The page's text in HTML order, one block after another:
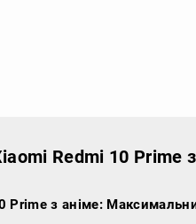
Redmi 10 Prime
Prime з аніме: